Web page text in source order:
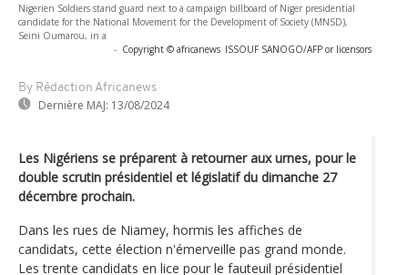
Nigerien Soldiers stand guard next to a campaign billboard of Niger presidential
candidate for the National Movement for the Development of Society (MNSD),
Seini Oumarou, in a
- Copyright © africanews ISSOUF SANOGO/AFP or licensors
By Rédaction Africanews
Dernière MAJ: 13/08/2024
Les Nigériens se préparent à retourner aux urnes, pour le
double scrutin présidentiel et législatif du dimanche 27
décembre prochain.
Dans les rues de Niamey, hormis les affiches de
candidats, cette élection n'émerveille pas grand monde.
Les trente candidats en lice pour le fauteuil présidentiel